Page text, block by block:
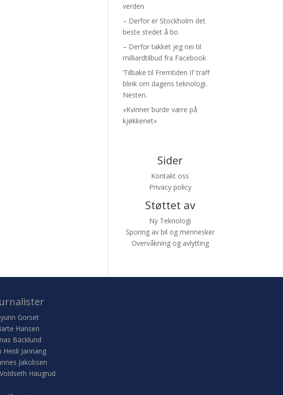
verden
– Derfor er Stockholm det
beste stedet å bo
– Derfor takket jeg nei til
milliardtilbud fra Facebook
’Tilbake til Fremtiden II’ traff
blink om dagens teknologi.
Nesten.
«Kvinner burde være på
kjøkkenet»
Sider
Kontakt oss
Privacy policy
Støttet av
Ny Teknologi
Sporing av bil og mennesker
Overvåkning og avlytting
Gorset
Hansen
Bäcklund
Heidi Jannang
Jakobsen
Haugrud